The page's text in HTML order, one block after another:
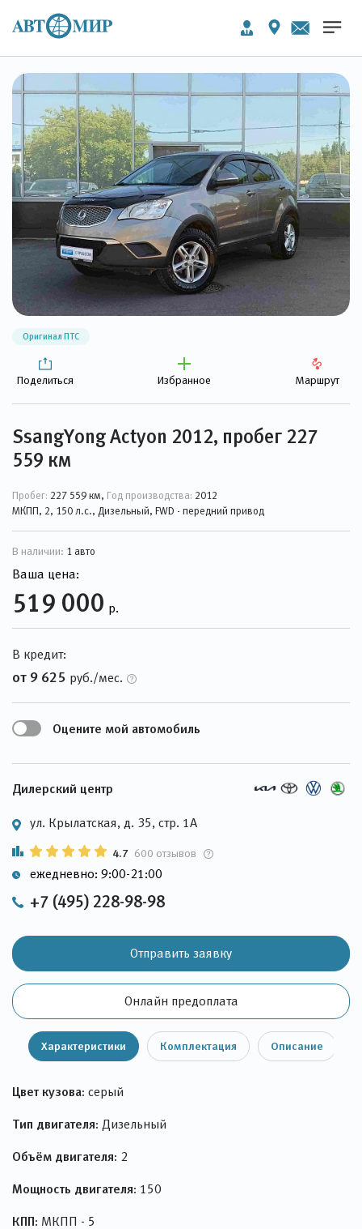
Оригинал ПТС
Поделиться Избранное Маршрут
SsangYong Actyon 2012, пробег 227
559 км
Пробег: 227 559 км, Год производства: 2012
МКПП, 2, 150 л.с., Дизельный, FWD - передний привод
В наличии: 1 авто
Ваша цена:
519 000 р.
В кредит:
от 9 625 руб./мес.
Оцените мой автомобиль
Дилерский центр
ул. Крылатская, д. 35, стр. 1А
4.7 600 отзывов
ежедневно: 9:00-21:00
+7 (495) 228-98-98
Онлайн предоплата
Отправить заявку
Характеристики Комплектация Описание
Цвет кузова: серый
Тип двигателя: Дизельный
Объём двигателя: 2
Мощность двигателя: 150
КПП: МКПП - 5